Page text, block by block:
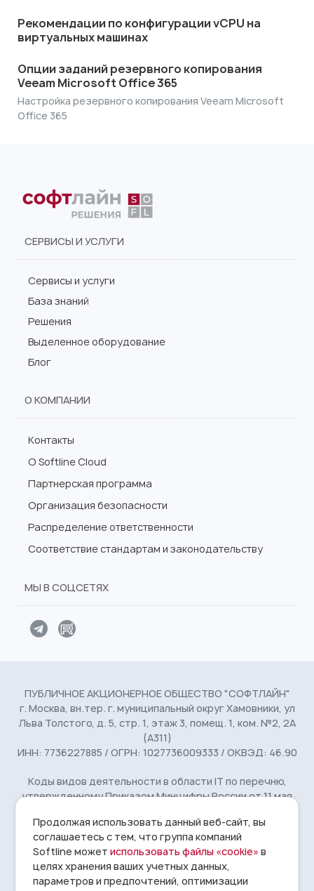
Рекомендации по конфигурации vCPU на
виртуальных машинах
Опции заданий резервного копирования
Veeam Microsoft Office 365
Настройка резервного копирования Veeam Microsoft
Office 365
СЕРВИСЫ И УСЛУГИ
Сервисы и услуги
База знаний
Решения
Выделенное оборудование
Блог
О КОМПАНИИ
Контакты
О Softline Cloud
Партнерская программа
Организация безопасности
Распределение ответственности
Соответствие стандартам и законодательству
МЫ В СОЦСЕТЯХ
ПУБЛИЧНОЕ АКЦИОНЕРНОЕ ОБЩЕСТВО "СОФТЛАЙН"
г. Москва, вн.тер. г. муниципальный округ Хамовники, ул
Льва Толстого, д. 5, стр. 1, этаж 3, помещ. 1, ком. №2, 2А
(А311)
ИНН: 7736227885 / ОГРН: 1027736009333 / ОКВЭД: 46.90
Коды видов деятельности в области IT по перечню,
утвержденному Приказом Минцифры России от 11 мая
© 1993 - 2026 Softline Условия использования
Информация, представленная на сайте, носит исключительно
справочный и ознакомительный характер, не предназначена
Продолжая использовать данный веб-сайт, вы
соглашаетесь с тем, что группа компаний
Softline можетиспользовать файлы «cookie» в
целях хранения ваших учетных данных,
параметров и предпочтений, оптимизации